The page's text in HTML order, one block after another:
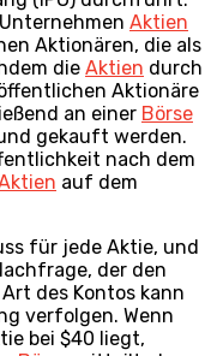
Aktien
Aktionären, die als
die Aktien durch
Aktionäre
an einer Börse
gekauft werden.
nach dem
auf dem
für jede Aktie, und
der den
des Kontos kann
verfolgen. Wenn
bei $40 liegt,